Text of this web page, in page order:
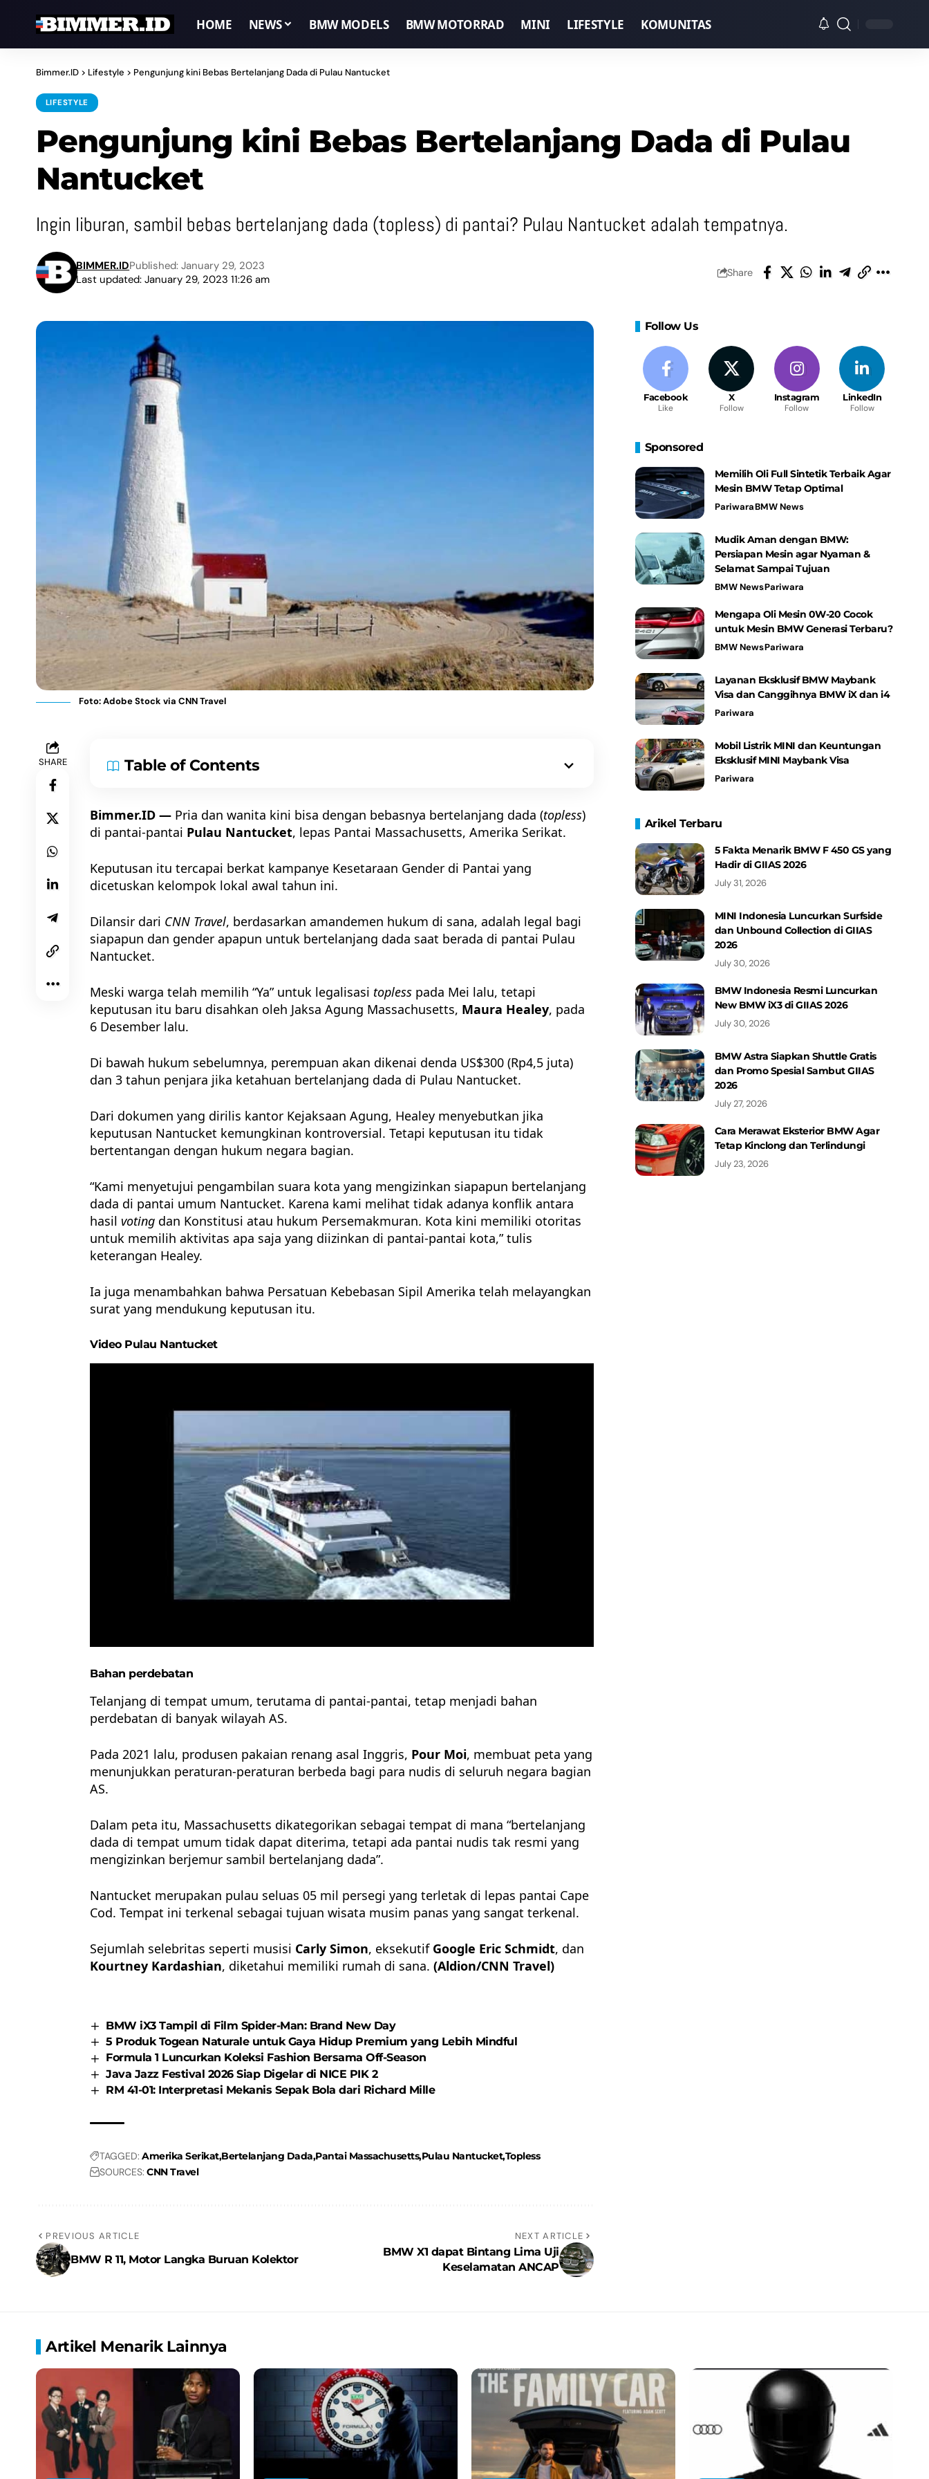
HOME NEWS BMW MODELS BMW MOTORRAD MINI LIFESTYLE KOMUNITAS
Bimmer.ID > Lifestyle > Pengunjung kini Bebas Bertelanjang Dada di Pulau Nantucket
LIFESTYLE
Pengunjung kini Bebas Bertelanjang Dada di Pulau
Nantucket
Ingin liburan, sambil bebas bertelanjang dada (topless) di pantai? Pulau Nantucket adalah tempatnya.
Last updated: January 29, 2023 11:26 am
BIMMER.IDPublished: January 29, 2023 Share
Foto: Adobe Stock via CNN Travel
SHARE Table of Contents
Bimmer.ID — Pria dan wanita kini bisa dengan bebasnya bertelanjang dada (topless)
di pantai-pantai Pulau Nantucket, lepas Pantai Massachusetts, Amerika Serikat.
Keputusan itu tercapai berkat kampanye Kesetaraan Gender di Pantai yang
dicetuskan kelompok lokal awal tahun ini.
Dilansir dari CNN Travel, berdasarkan amandemen hukum di sana, adalah legal bagi
siapapun dan gender apapun untuk bertelanjang dada saat berada di pantai Pulau
Nantucket.
Meski warga telah memilih “Ya” untuk legalisasi topless pada Mei lalu, tetapi
keputusan itu baru disahkan oleh Jaksa Agung Massachusetts, Maura Healey, pada
6 Desember lalu.
Di bawah hukum sebelumnya, perempuan akan dikenai denda US$300 (Rp4,5 juta)
dan 3 tahun penjara jika ketahuan bertelanjang dada di Pulau Nantucket.
Dari dokumen yang dirilis kantor Kejaksaan Agung, Healey menyebutkan jika
keputusan Nantucket kemungkinan kontroversial. Tetapi keputusan itu tidak
bertentangan dengan hukum negara bagian.
“Kami menyetujui pengambilan suara kota yang mengizinkan siapapun bertelanjang
dada di pantai umum Nantucket. Karena kami melihat tidak adanya konflik antara
hasil voting dan Konstitusi atau hukum Persemakmuran. Kota kini memiliki otoritas
untuk memilih aktivitas apa saja yang diizinkan di pantai-pantai kota,” tulis
keterangan Healey.
Ia juga menambahkan bahwa Persatuan Kebebasan Sipil Amerika telah melayangkan
surat yang mendukung keputusan itu.
Video Pulau Nantucket
Bahan perdebatan
Telanjang di tempat umum, terutama di pantai-pantai, tetap menjadi bahan
perdebatan di banyak wilayah AS.
Pada 2021 lalu, produsen pakaian renang asal Inggris, Pour Moi, membuat peta yang
menunjukkan peraturan-peraturan berbeda bagi para nudis di seluruh negara bagian
AS.
Dalam peta itu, Massachusetts dikategorikan sebagai tempat di mana “bertelanjang
dada di tempat umum tidak dapat diterima, tetapi ada pantai nudis tak resmi yang
mengizinkan berjemur sambil bertelanjang dada”.
Nantucket merupakan pulau seluas 05 mil persegi yang terletak di lepas pantai Cape
Cod. Tempat ini terkenal sebagai tujuan wisata musim panas yang sangat terkenal.
Sejumlah selebritas seperti musisi Carly Simon, eksekutif Google Eric Schmidt, dan
Kourtney Kardashian, diketahui memiliki rumah di sana. (Aldion/CNN Travel)
BMW iX3 Tampil di Film Spider-Man: Brand New Day
5 Produk Togean Naturale untuk Gaya Hidup Premium yang Lebih Mindful
Formula 1 Luncurkan Koleksi Fashion Bersama Off-Season
Java Jazz Festival 2026 Siap Digelar di NICE PIK 2
RM 41-01: Interpretasi Mekanis Sepak Bola dari Richard Mille
TAGGED: Amerika SerikatBertelanjang Dada Pantai MassachusettsPulau NantucketTopless
SOURCES: CNN Travel
PREVIOUS ARTICLE
BMW R 11, Motor Langka Buruan Kolektor
NEXT ARTICLE
BMW X1 dapat Bintang Lima Uji
Keselamatan ANCAP
Follow Us
Facebook
Like
X
Follow
Instagram
Follow
LinkedIn
Follow
Sponsored
Memilih Oli Full Sintetik Terbaik Agar
Mesin BMW Tetap Optimal
PariwaraBMW News
Mudik Aman dengan BMW:
Persiapan Mesin agar Nyaman &
Selamat Sampai Tujuan
BMW NewsPariwara
Mengapa Oli Mesin 0W-20 Cocok
untuk Mesin BMW Generasi Terbaru?
BMW NewsPariwara
Layanan Eksklusif BMW Maybank
Visa dan Canggihnya BMW iX dan i4
Pariwara
Mobil Listrik MINI dan Keuntungan
Eksklusif MINI Maybank Visa
Pariwara
Arikel Terbaru
5 Fakta Menarik BMW F 450 GS yang
Hadir di GIIAS 2026
July 31, 2026
MINI Indonesia Luncurkan Surfside
dan Unbound Collection di GIIAS
2026
July 30, 2026
BMW Indonesia Resmi Luncurkan
New BMW iX3 di GIIAS 2026
July 30, 2026
BMW Astra Siapkan Shuttle Gratis
dan Promo Spesial Sambut GIIAS
2026
July 27, 2026
Cara Merawat Eksterior BMW Agar
Tetap Kinclong dan Terlindungi
July 23, 2026
Artikel Menarik Lainnya